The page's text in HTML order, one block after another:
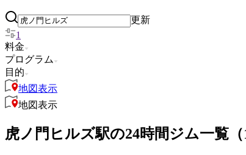
更新
1
料金
プログラム
目的
地図表示
地図表示
虎ノ門ヒルズ駅の24時間ジム一覧（